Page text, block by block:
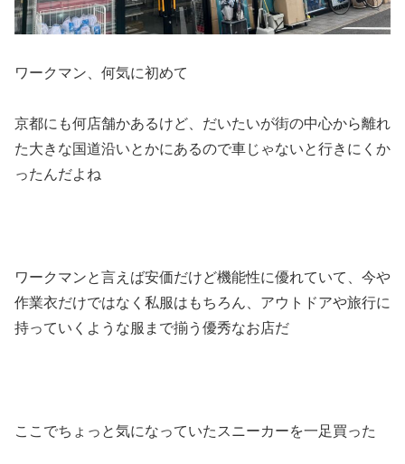
ワークマン、何気に初めて
京都にも何店舗かあるけど、だいたいが街の中心から離れ
た大きな国道沿いとかにあるので車じゃないと行きにくか
ったんだよね
ワークマンと言えば安価だけど機能性に優れていて、今や
作業衣だけではなく私服はもちろん、アウトドアや旅行に
持っていくような服まで揃う優秀なお店だ
ここでちょっと気になっていたスニーカーを一足買った